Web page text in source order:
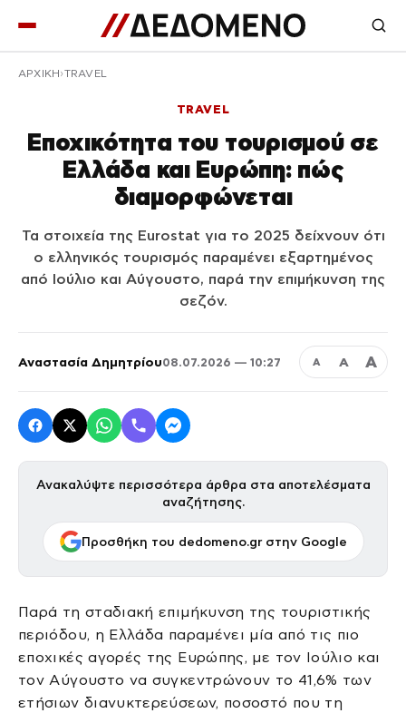
ΑΡΧΙΚΉ TRAVEL
TRAVEL
Εποχικότητα του τουρισμού σε
Ελλάδα και Ευρώπη: πώς
διαμορφώνεται
Τα στοιχεία της Eurostat για το 2025 δείχνουν ότι
ο ελληνικός τουρισμός παραμένει εξαρτημένος
από Ιούλιο και Αύγουστο, παρά την επιμήκυνση της
σεζόν.
Αναστασία Δημητρίου08.07.2026 — 10:27 Α Α Α
Ανακαλύψτε περισσότερα άρθρα στα αποτελέσματα
αναζήτησης.
Προσθήκη του dedomeno.gr στην Google
Παρά τη σταδιακή επιμήκυνση της τουριστικής
περιόδου, η Ελλάδα παραμένει μία από τις πιο
εποχικές αγορές της Ευρώπης, με τον Ιούλιο και
τον Αύγουστο να συγκεντρώνουν το 41,6% των
ετήσιων διανυκτερεύσεων, ποσοστό που τη